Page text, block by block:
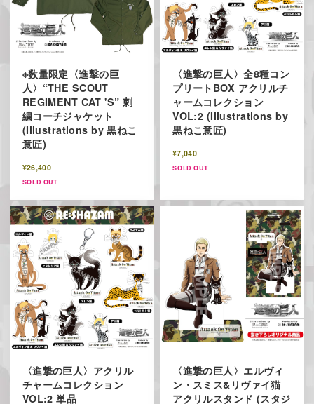
※数量限定〈進撃の巨
人〉“THE SCOUT
REGIMENT CAT 'S” 刺
繍コーチジャケット
(Illustrations by 黒ねこ
意匠)
¥26,400
SOLD OUT
〈進撃の巨人〉全8種コン
プリートBOX アクリルチ
ャームコレクション
VOL:2 (Illustrations by
黒ねこ意匠)
¥7,040
SOLD OUT
〈進撃の巨人〉アクリル
チャームコレクション
VOL:2 単品
〈進撃の巨人〉エルヴィ
ン・スミス&リヴァイ猫
アクリルスタンド (スタジ